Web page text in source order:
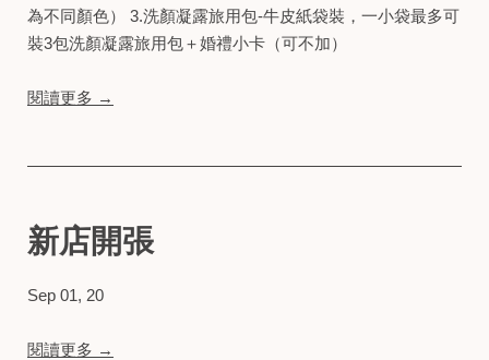
為不同顏色） 3.洗顏凝露旅用包-牛皮紙袋裝，一小袋最多可
裝3包洗顏凝露旅用包＋婚禮小卡（可不加）
閱讀更多 →
新店開張
Sep 01, 20
閱讀更多 →